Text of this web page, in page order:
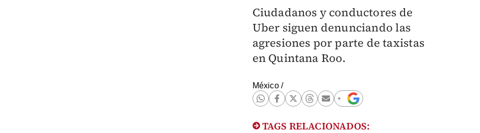
Ciudadanos y conductores de
Uber siguen denunciando las
agresiones por parte de taxistas
en Quintana Roo.
México/
TAGS RELACIONADOS: